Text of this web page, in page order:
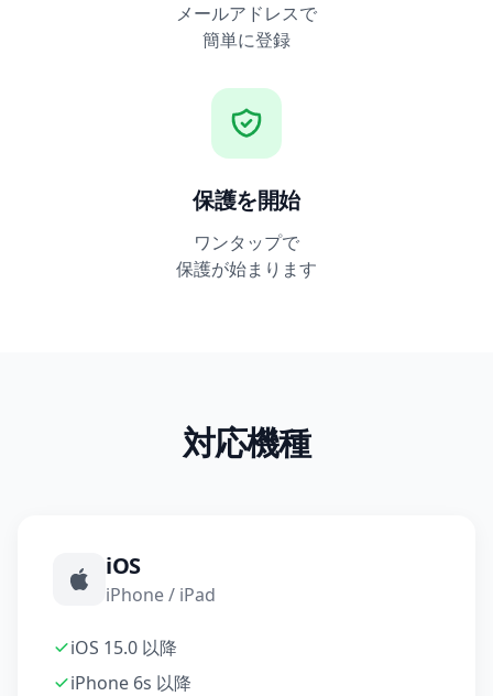
メールアドレスで
簡単に登録
保護を開始
ワンタップで
保護が始まります
対応機種
iOS
iPhone / iPad
iOS 15.0 以降
iPhone 6s 以降